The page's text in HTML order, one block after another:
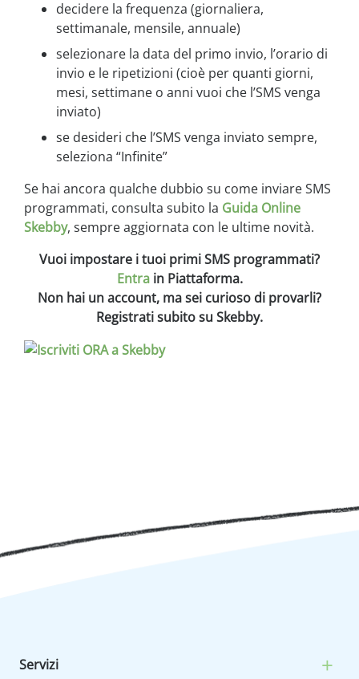
decidere la frequenza (giornaliera,
settimanale, mensile, annuale)
selezionare la data del primo invio, l’orario di
invio e le ripetizioni (cioè per quanti giorni,
mesi, settimane o anni vuoi che l’SMS venga
inviato)
se desideri che l’SMS venga inviato sempre,
seleziona “Infinite”
Se hai ancora qualche dubbio su come inviare SMS
programmati, consulta subito la Guida Online
Skebby, sempre aggiornata con le ultime novità.
Vuoi impostare i tuoi primi SMS programmati?
Entrain Piattaforma.
Non hai un account, ma sei curioso di provarli?
Registrati subito su Skebby.
Servizi